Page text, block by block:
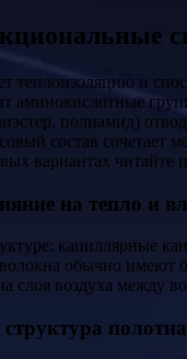
аминокислотные
полиамид)
состав сочетает
вариантах читайте
на тепло и
капиллярные
обычно имеют
слоя воздуха между
полотна